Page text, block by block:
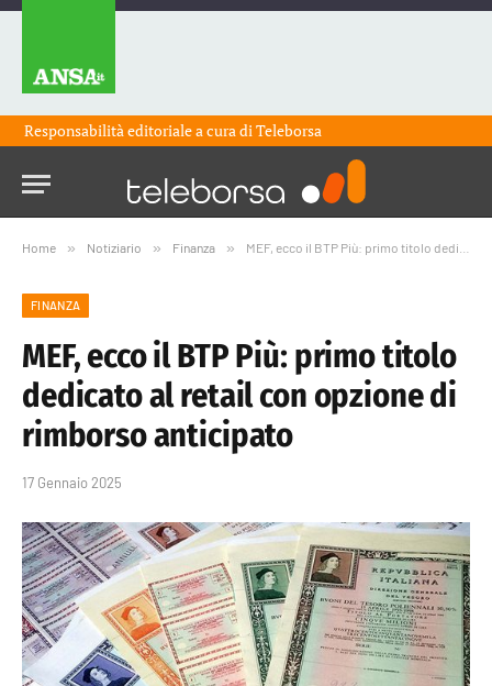
Responsabilità editoriale a cura diTeleborsa
Home » Notiziario » Finanza » MEF, ecco il BTP Più: primo titolo dedicato al retail con opzione di rimborso anticipato
FINANZA
MEF, ecco il BTP Più: primo titolo
dedicato al retail con opzione di
rimborso anticipato
17 Gennaio 2025